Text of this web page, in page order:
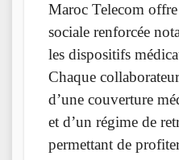
Maroc Telecom
sociale renforcée
les dispositifs
Chaque
d’une couverture
et d’un régime de
permettant de